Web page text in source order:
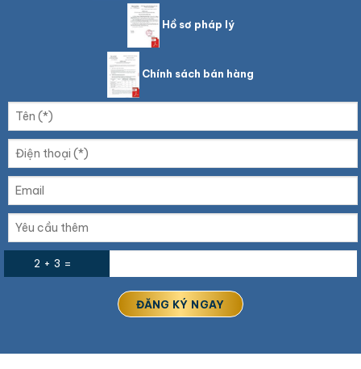
Hồ sơ pháp lý
Chính sách bán hàng
2 + 3 =